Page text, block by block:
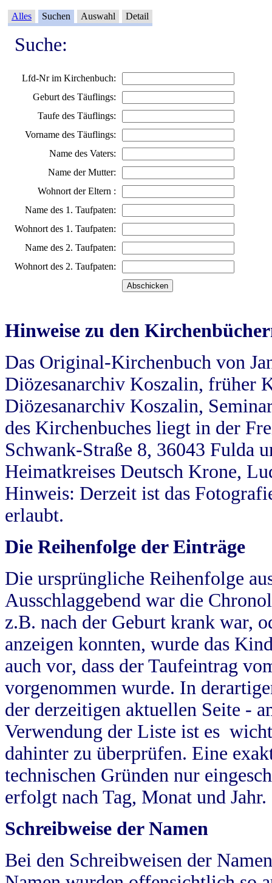
Alles Suchen Auswahl Detail
Suche:
Lfd-Nr im Kirchenbuch:
Geburt des Täuflings:
Taufe des Täuflings:
Vorname des Täuflings:
Name des Vaters:
Name der Mutter:
Wohnort der Eltern :
Name des 1. Taufpaten:
Wohnort des 1. Taufpaten:
Name des 2. Taufpaten:
Wohnort des 2. Taufpaten:
Hinweise zu den
Das Original-Kirchenbuch von
Diözesanarchiv Koszalin, früher
Diözesanarchiv Koszalin,
des Kirchenbuches liegt in der
Schwank-Straße 8, 36043 Fulda
Heimatkreises Deutsch Krone,
Hinweis: Derzeit ist das
erlaubt.
Die Reihenfolge der Einträge
Die ursprüngliche Reihenfolge
Ausschlaggebend war die
z.B. nach der Geburt krank war,
anzeigen konnten, wurde das
auch vor, dass der Taufeintrag
vorgenommen wurde. In
der derzeitigen aktuellen Seite -
Verwendung der Liste ist es
dahinter zu überprüfen. Eine
technischen Gründen nur
erfolgt nach Tag, Monat und Jahr.
Schreibweise der Namen
Bei den Schreibweisen der